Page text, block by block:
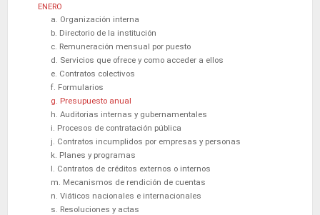
ENERO
a. Organización interna
b. Directorio de la institución
c. Remuneración mensual por puesto
d. Servicios que ofrece y como acceder a ellos
e. Contratos colectivos
f. Formularios
g. Presupuesto anual
h. Auditorias internas y gubernamentales
i. Procesos de contratación pública
j. Contratos incumplidos por empresas y personas
k. Planes y programas
l. Contratos de créditos externos o internos
m. Mecanismos de rendición de cuentas
n. Viáticos nacionales e internacionales
s. Resoluciones y actas